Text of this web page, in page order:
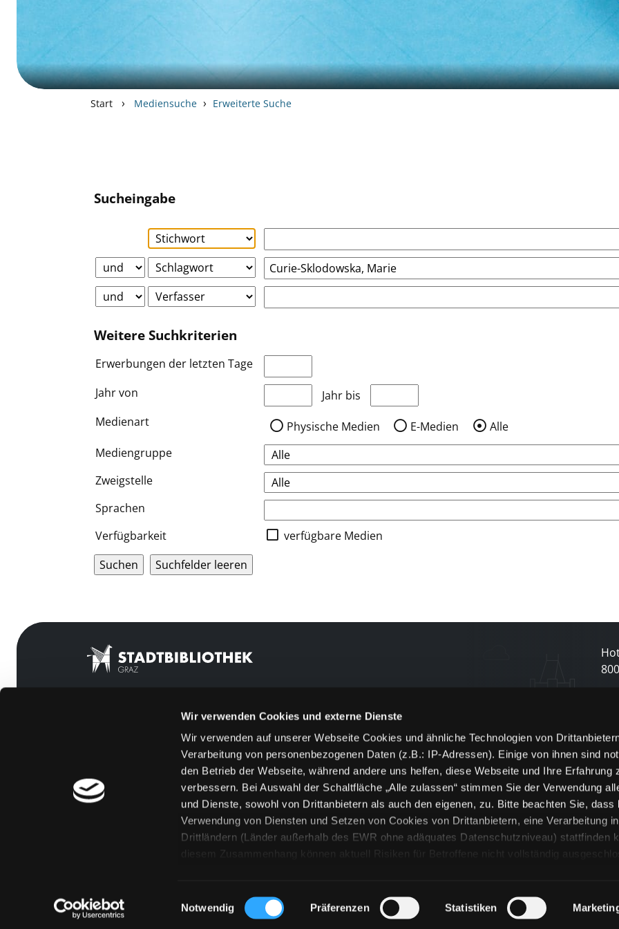
Wir verwenden Cookies und externe Dienste
Wir verwenden auf unserer Webseite Cookies und ähnliche Technologien von
Verarbeitung von personenbezogenen Daten (z.B.: IP-Adressen). Einige von ihnen sind
den Betrieb der Webseite, während andere uns helfen, diese Webseite und Ihre Erfahrung
verbessern. Bei Auswahl der Schaltfläche „Alle zulassen“ stimmen Sie der Verwendung
und Dienste, sowohl von Drittanbietern als auch den eigenen, zu. Bitte beachten Sie, dass
Verwendung von Diensten und Setzen von Cookies von Drittanbietern, eine Verarbeitung
Drittländern (Länder außerhalb des EWR ohne adäquates Datenschutzniveau) stattfinden
diesem Zusammenhang können aktuell Risiken für Betroffene nicht vollständig
„Details zeigen“ finden Sie Erklärungen zu den verschiedenen Kategorien von Cookies und
Technologien. Selbstverständlich können Sie über unsere „Cookie-Einstellungen“ unter
Einwilligungsauswahl
Notwendig Präferenzen Statistiken
Start › Mediensuche › Erweiterte Suche
Sucheingabe
Weitere Suchkriterien
Erwerbungen der letzten Tage
Jahr von
Medien anzeigen, die nach dem Jahr veröffentlicht wurden
Jahr bis
Medienart
Physische Medien E-Medien
Alle
Mediengruppe
Zweigstelle
Sprachen
Verfügbarkeit
verfügbare Medien
800
[kju:b]
Feedback
Kontakt
Über uns
Jobs
Medienwunsch
FAQs